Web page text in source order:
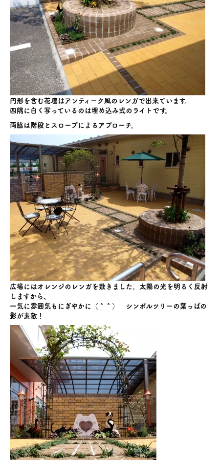
円形を含む花壇はアンティーク風のレンガで出来ています。
四隅に白く写っているのは埋め込み式のライトです。
両脇は階段とスロープによるアプローチ。
広場にはオレンジのレンガを敷きました。太陽の光を明るく反射
しますから、
一気に雰囲気もにぎやかに（＾＾） シンボルツリーの葉っぱの
影が素敵！